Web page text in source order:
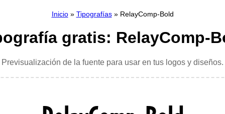
Inicio» Tipografías» RelayComp-Bold
gratis: RelayComp-
Previsualización de la fuente para usar en tus logos y diseños.